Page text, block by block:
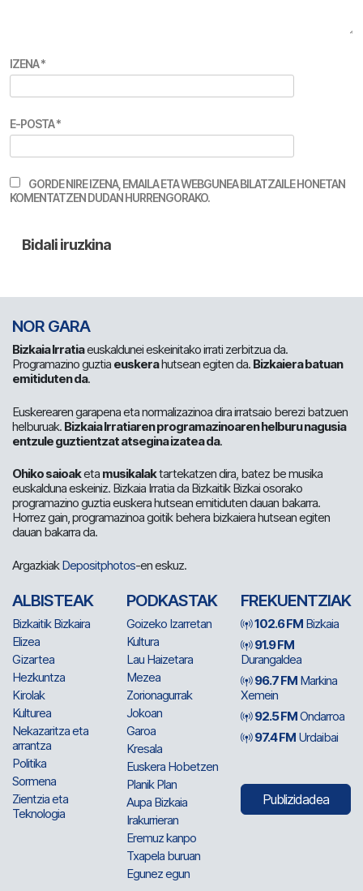
IZENA*
E-POSTA*
GORDE NIRE IZENA, EMAILA ETA WEBGUNEA BILATZAILE HONETAN
KOMENTATZEN DUDAN HURRENGORAKO.
NOR GARA
Bizkaia Irratiaeuskaldunei eskeinitako irrati zerbitzua da.
Programazino guztia euskerahutsean egiten da. Bizkaiera batuan
emitiduten da.
Euskerearen garapena eta normalizazinoa dira irratsaio berezi batzuen
helburuak. Bizkaia Irratiaren programazinoaren helburu nagusia
entzule guztientzat atsegina izatea da.
Ohiko saioaketa musikalaktartekatzen dira, batez be musika
euskalduna eskeiniz. Bizkaia Irratia da Bizkaitik Bizkai osorako
programazino guztia euskera hutsean emitiduten dauan bakarra.
Horrez gain, programazinoa goitik behera bizkaiera hutsean egiten
dauan bakarra da.
ArgazkiakDepositphotos-en eskuz.
ALBISTEAK
Bizkaitik Bizkaira
Elizea
Gizartea
Hezkuntza
Kirolak
Kulturea
Nekazaritza eta
arrantza
Politika
Sormena
Zientzia eta
Teknologia
PODKASTAK
Goizeko Izarretan
Kultura
Lau Haizetara
Mezea
Zorionagurrak
Jokoan
Garoa
Kresala
Euskera Hobetzen
Planik Plan
Aupa Bizkaia
Irakurrieran
Eremuz kanpo
Txapela buruan
Egunez egun
FREKUENTZIAK
102.6 FM Bizkaia
91.9 FM
Durangaldea
96.7 FM Markina
Xemein
92.5 FMOndarroa
97.4 FM Urdaibai
Publizidadea